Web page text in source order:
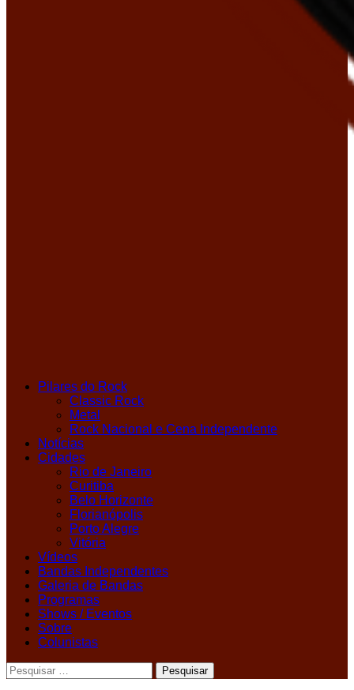
Pilares do Rock
Classic Rock
Metal
Rock Nacional e Cena Independente
Notícias
Cidades
Rio de Janeiro
Curitiba
Belo Horizonte
Florianópolis
Porto Alegre
Vitória
Vídeos
Bandas Independentes
Galeria de Bandas
Programas
Shows / Eventos
Sobre
Colunistas
Pesquisar
por: